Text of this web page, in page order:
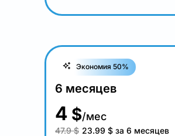
Экономия 50%
6 месяцев
4 $/мес
47.9 $ 23.99 $ за 6 месяцев